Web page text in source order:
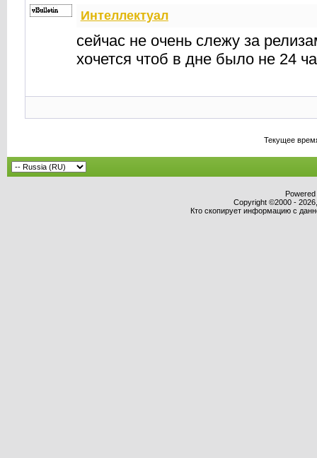
Интеллектуал
сейчас не очень слежу за
хочется чтоб в дне было не 24
Текущее
Copyright ©2000 -
Кто скопирует информацию с